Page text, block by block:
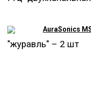
AuraSonics
"журавль" – 2 шт